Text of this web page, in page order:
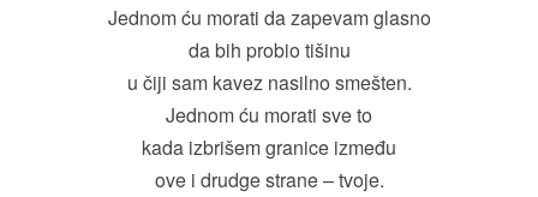
Jednom ću morati da zapevam glasno
da bih probio tišinu
u čiji sam kavez nasilno smešten.
Jednom ću morati sve to
kada izbrišem granice između
ove i drudge strane – tvoje.